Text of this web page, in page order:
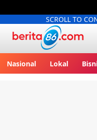
SCROLL TO
Nasional Lokal